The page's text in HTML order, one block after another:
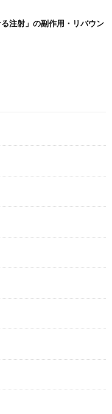
注射」の副作用・リバウン